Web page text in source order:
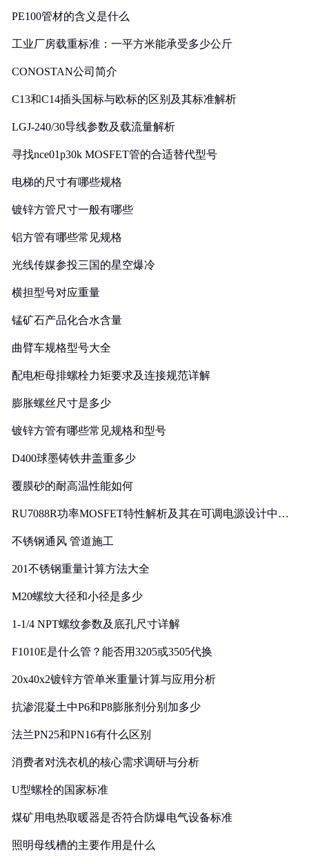
PE100管材的含义是什么
工业厂房载重标准：一平方米能承受多少公斤
CONOSTAN公司简介
C13和C14插头国标与欧标的区别及其标准解析
LGJ-240/30导线参数及载流量解析
寻找nce01p30k MOSFET管的合适替代型号
电梯的尺寸有哪些规格
镀锌方管尺寸一般有哪些
铝方管有哪些常见规格
光线传媒参投三国的星空爆冷
横担型号对应重量
锰矿石产品化合水含量
曲臂车规格型号大全
配电柜母排螺栓力矩要求及连接规范详解
膨胀螺丝尺寸是多少
镀锌方管有哪些常见规格和型号
D400球墨铸铁井盖重多少
覆膜砂的耐高温性能如何
RU7088R功率MOSFET特性解析及其在可调电源设计中的
不锈钢通风 管道施工
201不锈钢重量计算方法大全
M20螺纹大径和小径是多少
1-1/4 NPT螺纹参数及底孔尺寸详解
F1010E是什么管？能否用3205或3505代换
20x40x2镀锌方管单米重量计算与应用分析
抗渗混凝土中P6和P8膨胀剂分别加多少
法兰PN25和PN16有什么区别
消费者对洗衣机的核心需求调研与分析
U型螺栓的国家标准
煤矿用电热取暖器是否符合防爆电气设备标准
照明母线槽的主要作用是什么